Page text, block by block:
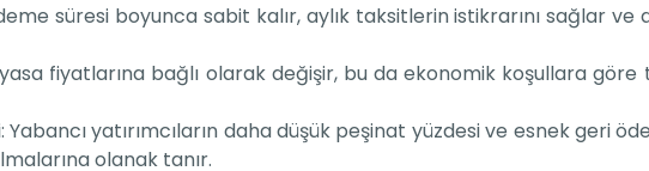
süresi boyunca sabit kalır, aylık taksitlerin istikrarını sağlar ve
fiyatlarına bağlı olarak değişir, bu da ekonomik koşullara
yatırımcıların daha düşük peşinat yüzdesi ve esnek geri
olanak tanır.